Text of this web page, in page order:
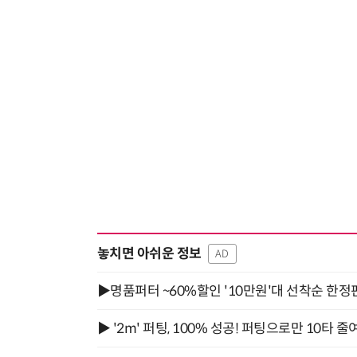
놓치면 아쉬운 정보 AD
▶명품퍼터 ~60%할인 '10만원'대 선착순 한정
▶ '2m' 퍼팅, 100% 성공! 퍼팅으로만 10타 줄